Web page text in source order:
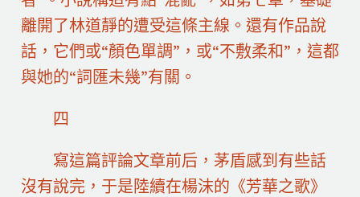
離開了林道靜的遭受這條主線。還有作品說
話，它們或“顏色單調”，或“不敷柔和”，這都
與她的“詞匯未幾”有關。
四
寫這篇評論文章前后，茅盾感到有些話
沒有說完，于是陸續在楊沫的《芳華之歌》